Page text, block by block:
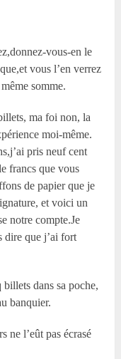
vous-en le
vous l’en verrez
somme.
ma foi non, la
moi-même.
pris neuf cent
francs que vous
de papier que je
et voici un
notre compte.Je
dire que j’ai fort
dans sa poche,
banquier.
ne l’eût pas écrasé